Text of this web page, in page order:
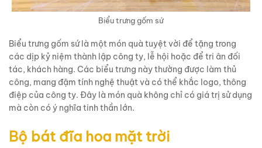
Biểu trưng gốm sứ
Biểu trưng gốm sứ là một món quà tuyệt vời để tặng trong
các dịp kỷ niệm thành lập công ty, lễ hội hoặc để tri ân đối
tác, khách hàng. Các biểu trưng này thường được làm thủ
công, mang đậm tính nghệ thuật và có thể khắc logo, thông
điệp của công ty. Đây là món quà không chỉ có giá trị sử dụng
mà còn có ý nghĩa tinh thần lớn.
Bộ bát đĩa hoa mặt trời